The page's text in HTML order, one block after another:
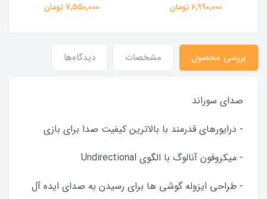
6,990,000 تومان 7,550,000 تومان
بررسی محصول مشخصات دیدگاه‌ها
صدای سوراند
- درایورهای قدرمند با بالاترین کیفیت صدا برای بازی
- میکروفون آنالوگ با الگوی Undirectional
- طراحی ایزوله گوشی ها برای رسیدن به صدای ایده آل